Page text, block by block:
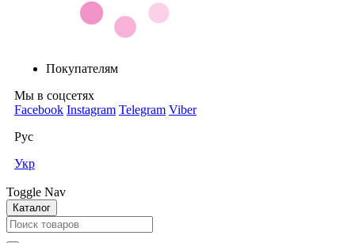
Покупателям
Мы в соцсетях
Facebook Instagram Telegram Viber
Рус
Укр
Toggle Nav
Каталог